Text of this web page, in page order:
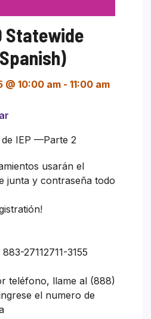
Statewide
@ 10:00 am - 11:00 am
de IEP —Parte 2
usarán el
junta y contraseña todo
27112711-3155
teléfono, llame al (888)
el numero de